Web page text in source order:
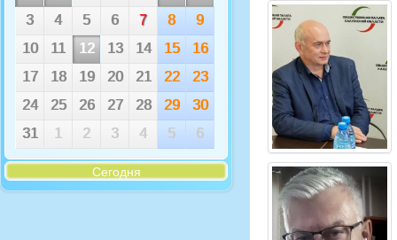
3
4 5 6 7 8
9
10
11 12 13 14 15
16
17
18 19 20 21 22
23
24
25 26 27 28 29
30
31
1 2 3 4 5 6
Сегодня